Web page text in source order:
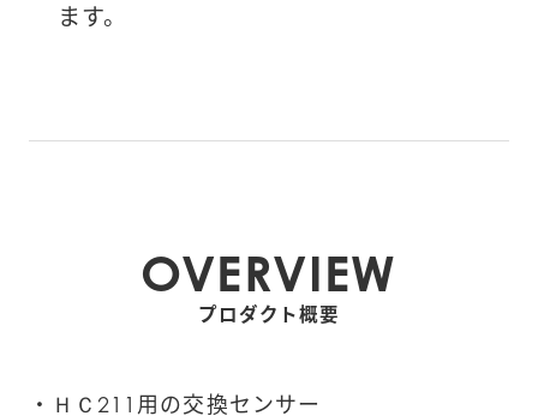
ます。
OVERVIEW
プロダクト概要
・ＨＣ211用の交換センサー